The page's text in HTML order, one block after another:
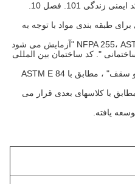
انجمن ملی حفاظت از آتش سوزی کد ایمنی زندگی 101. فصل 10.
طبقه بندی مواد با توجه به
". کد ساختمان بین المللی
مطابق با ASTM E 84
با کلاسهای بعدی قرار
می
یافته.